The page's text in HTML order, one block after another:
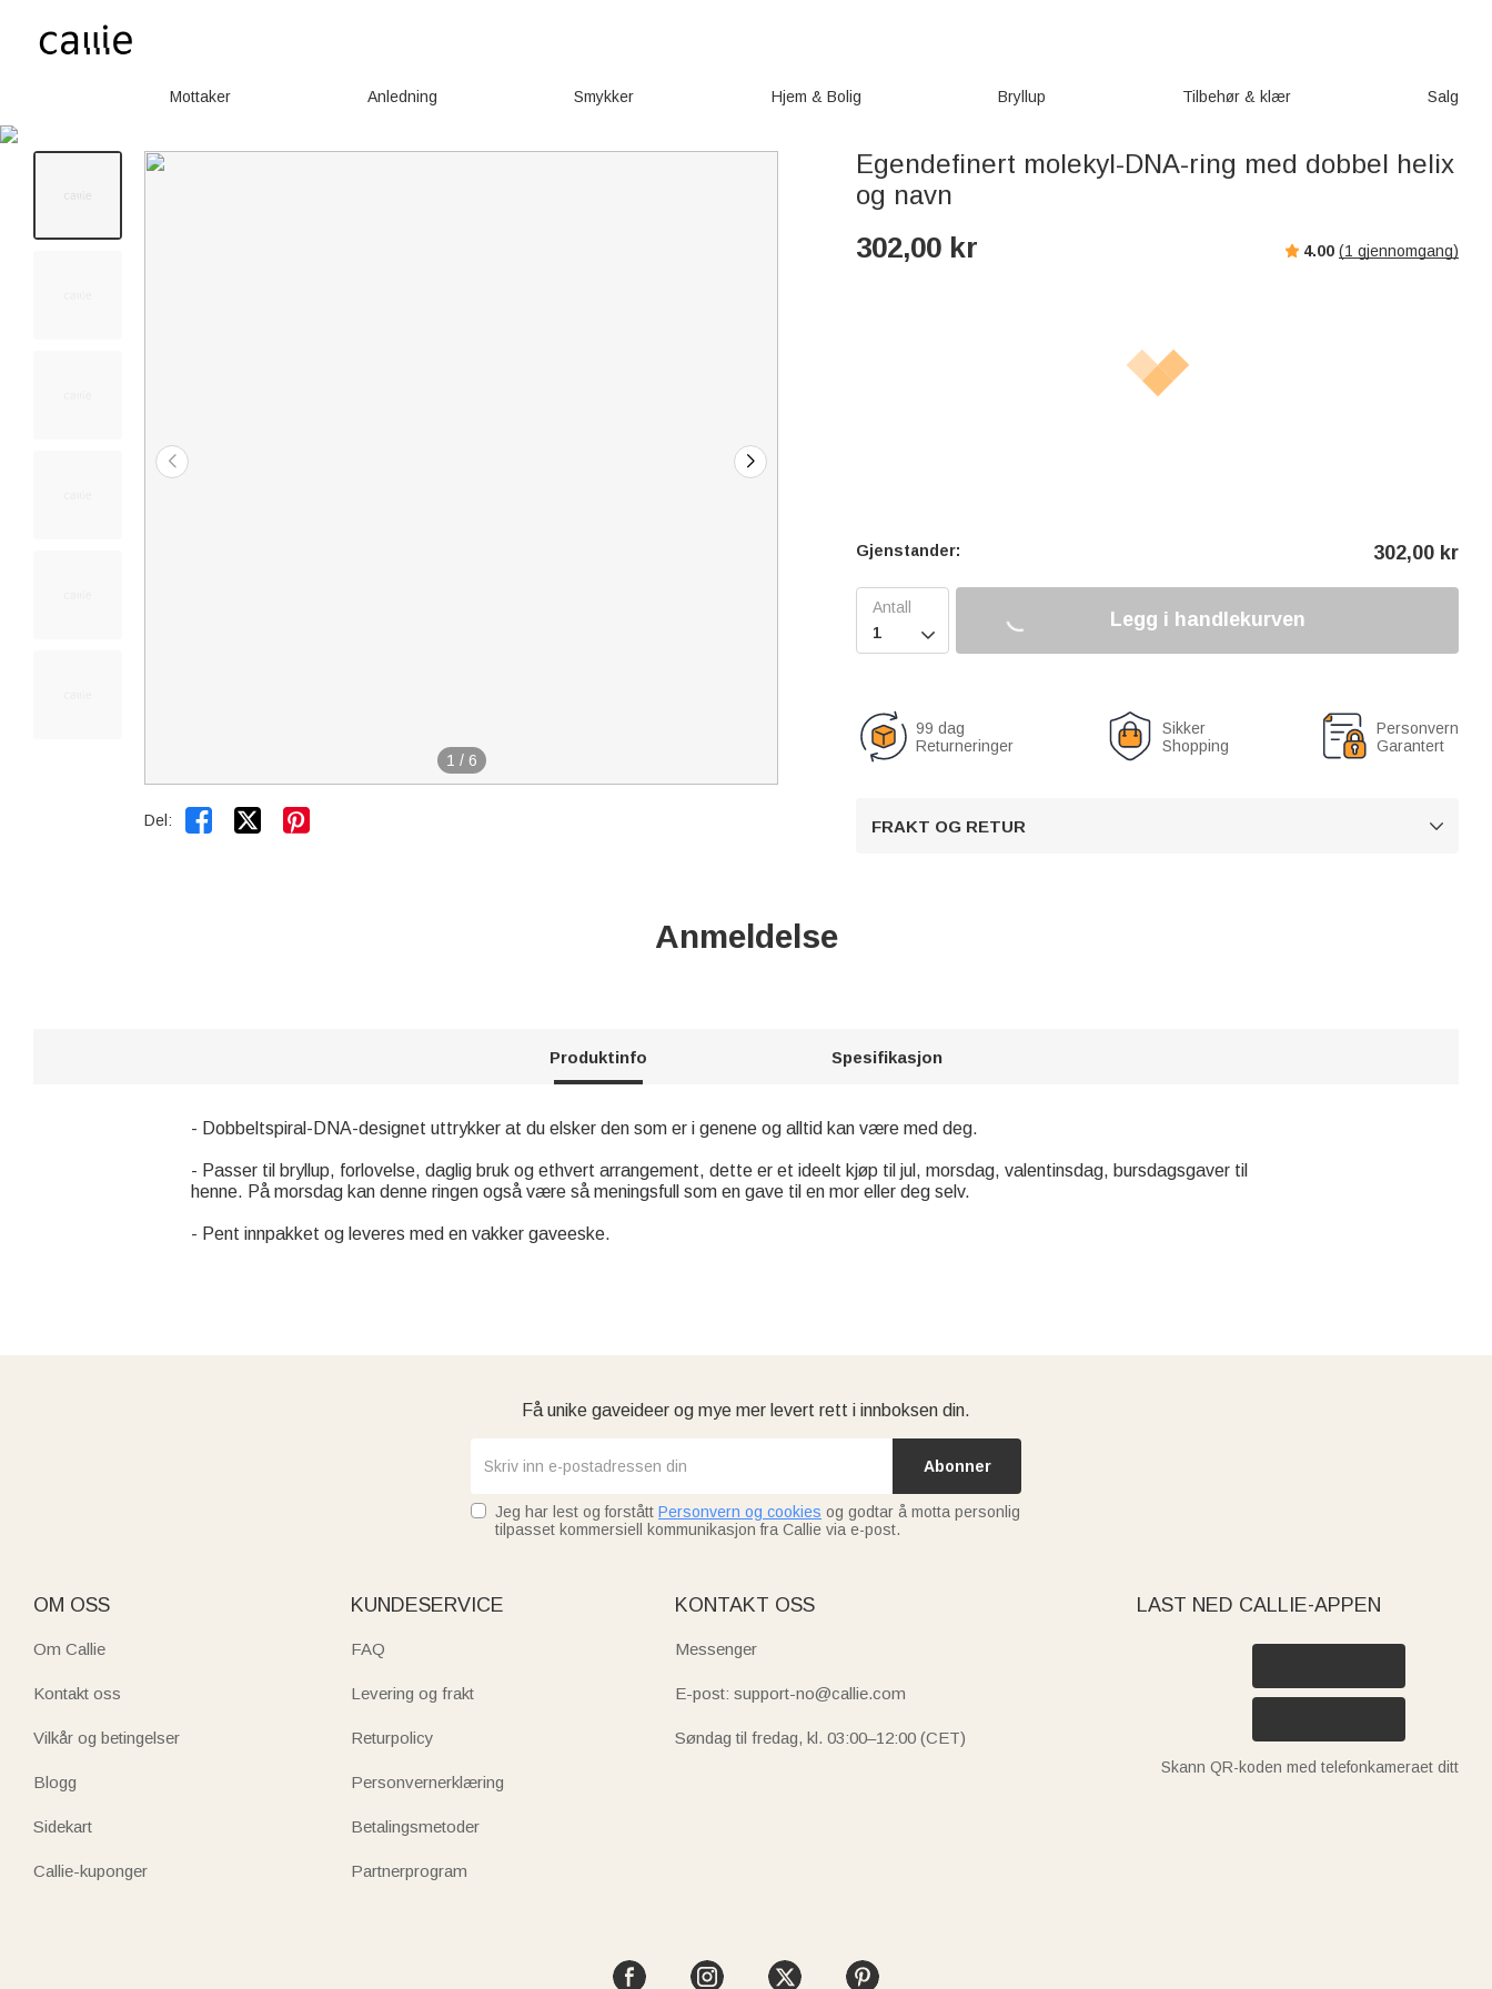
Mottaker Anledning Smykker Hjem & Bolig Bryllup Tilbehør & klær Salg
1 / 6
Del:  
Egendefinert molekyl-DNA-ring med dobbel helix
og navn
302,00 kr 4.00 (1 gjennomgang)
Gjenstander: 302,00 kr

Legg i handlekurven
99 dag
Returneringer
Sikker
Shopping
Personvern
Garantert
FRAKT OG RETUR 
Anmeldelse
Produktinfo Spesifikasjon
- Dobbeltspiral-DNA-designet uttrykker at du elsker den som er i genene og alltid kan være med deg.
- Passer til bryllup, forlovelse, daglig bruk og ethvert arrangement, dette er et ideelt kjøp til jul, morsdag, valentinsdag, bursdagsgaver til
henne. På morsdag kan denne ringen også være så meningsfull som en gave til en mor eller deg selv.
- Pent innpakket og leveres med en vakker gaveeske.
Få unike gaveideer og mye mer levert rett i innboksen din.
Abonner
Jeg har lest og forstått Personvern og cookies og godtar å motta personlig
tilpasset kommersiell kommunikasjon fra Callie via e-post.
OM OSS
Om Callie
Kontakt oss
Vilkår og betingelser
Blogg
Sidekart
Callie-kuponger
KUNDESERVICE
FAQ
Levering og frakt
Returpolicy
Personvernerklæring
Betalingsmetoder
Partnerprogram
KONTAKT OSS
Messenger
E-post: support-no@callie.com
Søndag til fredag, kl. 03:00–12:00 (CET)
LAST NED CALLIE-APPEN
Skann QR-koden med telefonkameraet ditt